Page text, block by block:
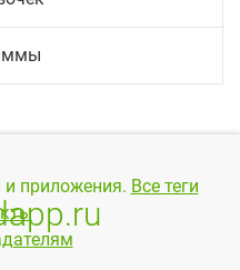
приложения. Все теги